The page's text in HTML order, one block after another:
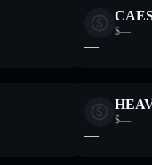
$—
—
$—
—